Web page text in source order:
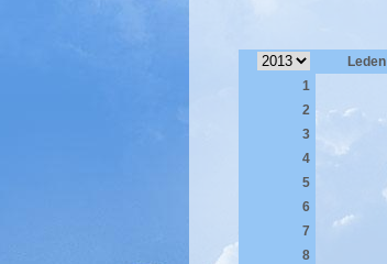
Leden
1
2
3
4
5
6
7
8